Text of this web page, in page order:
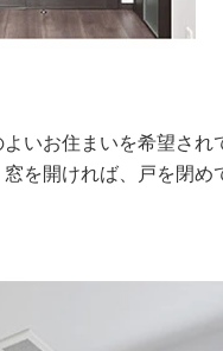
いお住まいを希望され
を開ければ、戸を閉め